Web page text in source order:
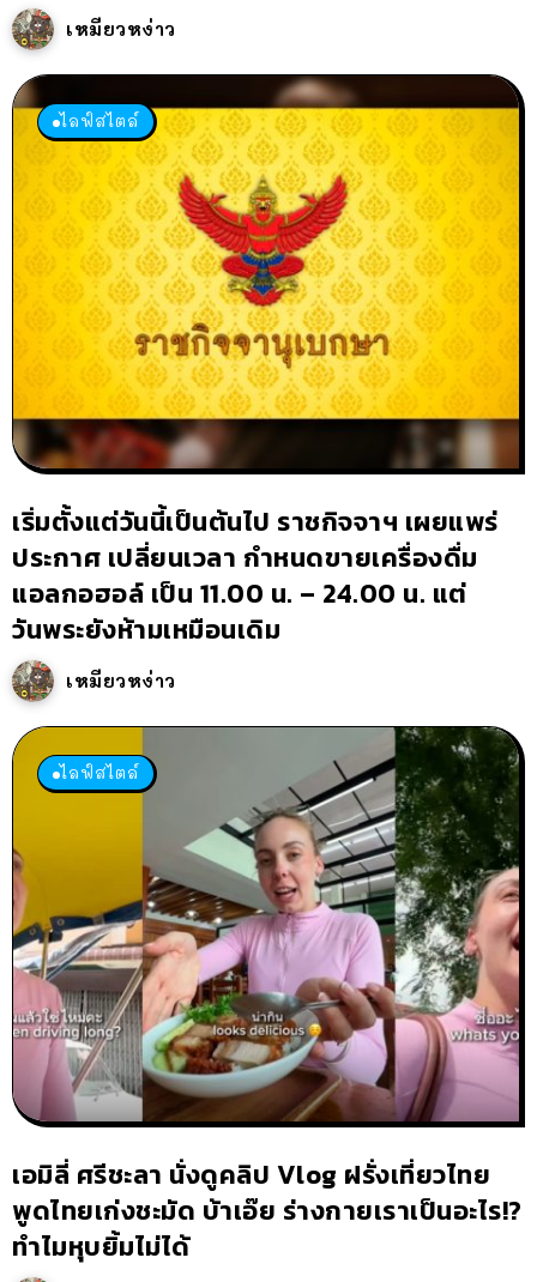
เหมียวหง่าว
ไลฟ์สไตล์
เริ่มตั้งแต่วันนี้เป็นต้นไป ราชกิจจาฯ เผยแพร่
ประกาศ เปลี่ยนเวลา กำหนดขายเครื่องดื่ม
แอลกอฮอล์ เป็น 11.00 น. – 24.00 น. แต่
วันพระยังห้ามเหมือนเดิม
เหมียวหง่าว
ไลฟ์สไตล์
เอมิลี่ ศรีชะลา นั่งดูคลิป Vlog ฝรั่งเที่ยวไทย
พูดไทยเก่งชะมัด บ้าเอ๊ย ร่างกายเราเป็นอะไร!?
ทำไมหุบยิ้มไม่ได้